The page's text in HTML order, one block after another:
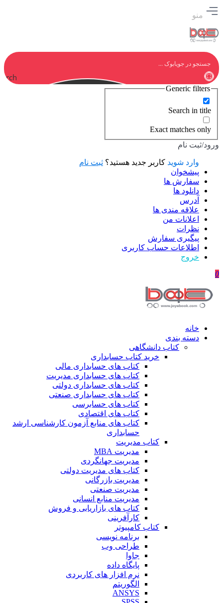
منو
Generic filters
Search in title
Exact matches only
ورود/ثبت نام
وارد شوید کاربر جدید هستید؟ ثبت نام
پیشخوان
سفارش ها
دانلود ها
آدرس
علاقه مندی ها
اعلانات من
نظرات
پیگیری سفارش
اطلاعات حساب كاربری
خروج
0
خانه
دسته بندی
کتاب دانشگاهی
خرید کتاب حسابداری
کتاب های حسابداری مالی
کتاب های حسابداری مدیریت
کتاب های حسابداری دولتی
کتاب های حسابداری صنعتی
کتاب های حسابرسی
کتاب های اقتصادی
کتاب های منابع آزمون کارشناسی ارشد
حسابداری
کتاب مدیریت
مدیریت MBA
مدیریت جهانگردی
کتاب های مدیریت دولتی
مدیریت بازرگانی
مدیریت صنعتی
مدیریت منابع انسانی
کتاب های بازاریابی و فروش
کارآفرینی
کتاب کامپیوتر
برنامه نویسی
طراحی وب
جاوا
پایگاه داده
نرم افزار های کاربردی
الگوریتم
ANSYS